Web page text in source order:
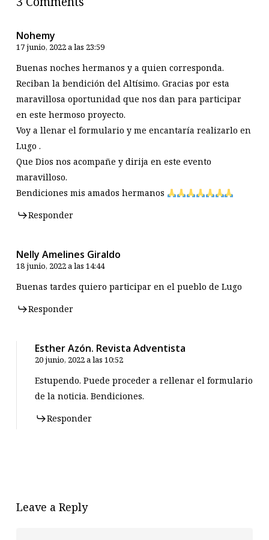
Nohemy
17 junio, 2022 a las 23:59
Buenas noches hermanos y a quien corresponda.
Reciban la bendición del Altísimo. Gracias por esta
maravillosa oportunidad que nos dan para participar
en este hermoso proyecto.
Voy a llenar el formulario y me encantaría realizarlo en
Lugo .
Que Dios nos acompañe y dirija en este evento
maravilloso.
Bendiciones mis amados hermanos
Responder
Nelly Amelines Giraldo
18 junio, 2022 a las 14:44
Buenas tardes quiero participar en el pueblo de Lugo
Responder
Esther Azón. Revista Adventista
20 junio, 2022 a las 10:52
Estupendo. Puede proceder a rellenar el formulario
de la noticia. Bendiciones.
Responder
Leave a Reply